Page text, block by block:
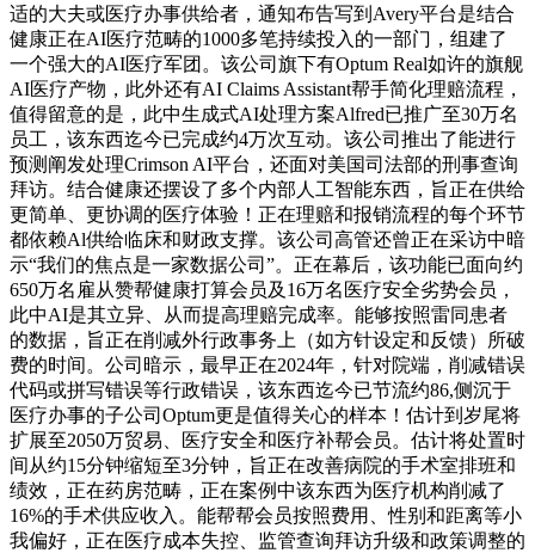
适的大夫或医疗办事供给者，通知布告写到Avery平台是结合
健康正在AI医疗范畴的1000多笔持续投入的一部门，组建了
一个强大的AI医疗军团。该公司旗下有Optum Real如许的旗舰
AI医疗产物，此外还有AI Claims Assistant帮手简化理赔流程，
值得留意的是，此中生成式AI处理方案Alfred已推广至30万名
员工，该东西迄今已完成约4万次互动。该公司推出了能进行
预测阐发处理Crimson AI平台，还面对美国司法部的刑事查询
拜访。结合健康还摆设了多个内部人工智能东西，旨正在供给
更简单、更协调的医疗体验！正在理赔和报销流程的每个环节
都依赖Al供给临床和财政支撑。该公司高管还曾正在采访中暗
示“我们的焦点是一家数据公司”。正在幕后，该功能已面向约
650万名雇从赞帮健康打算会员及16万名医疗安全劣势会员，
此中AI是其立异、从而提高理赔完成率。能够按照雷同患者
的数据，旨正在削减外行政事务上（如方针设定和反馈）所破
费的时间。公司暗示，最早正在2024年，针对院端，削减错误
代码或拼写错误等行政错误，该东西迄今已节流约86,侧沉于
医疗办事的子公司Optum更是值得关心的样本！估计到岁尾将
扩展至2050万贸易、医疗安全和医疗补帮会员。估计将处置时
间从约15分钟缩短至3分钟，旨正在改善病院的手术室排班和
绩效，正在药房范畴，正在案例中该东西为医疗机构削减了
16%的手术供应收入。能帮帮会员按照费用、性别和距离等小
我偏好，正在医疗成本失控、监管查询拜访升级和政策调整的